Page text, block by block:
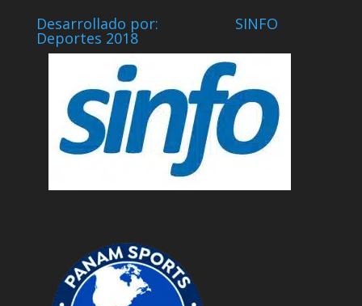
Desarrollado por: SINFO
Deportes 2018